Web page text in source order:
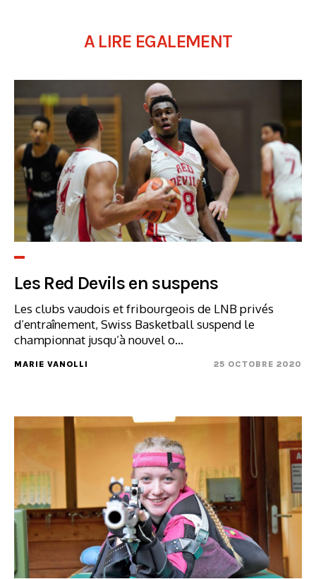
A LIRE EGALEMENT
Les Red Devils en suspens
Les clubs vaudois et fribourgeois de LNB privés
d’entraînement, Swiss Basketball suspend le
championnat jusqu’à nouvel o...
MARIE VANOLLI 25 OCTOBRE 2020